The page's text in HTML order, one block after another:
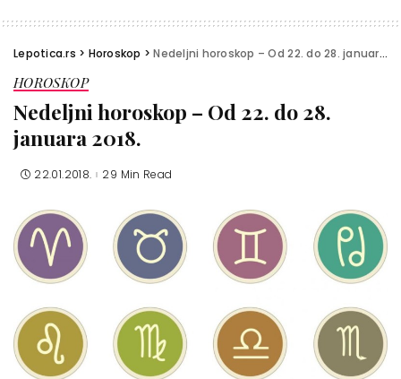
Lepotica.rs > Horoskop >Nedeljni horoskop – Od 22. do 28. januara 2018.
HOROSKOP
Nedeljni horoskop – Od 22. do 28.
januara 2018.
22.01.2018. 29 Min Read